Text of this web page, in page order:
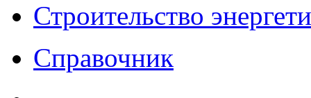
Строительство
Справочник